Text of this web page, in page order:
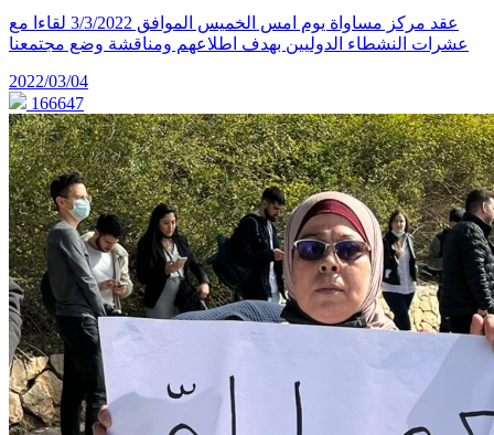
عقد مركز مساواة يوم امس الخميس الموافق 3/3/2022 لقاءا مع
عشرات النشطاء الدوليين بهدف اطلاعهم ومناقشة وضع مجتمعنا
2022/03/04
166647